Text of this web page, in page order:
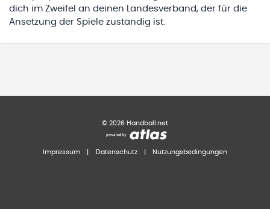
dich im Zweifel an deinen Landesverband, der für die
Ansetzung der Spiele zuständig ist.
© 2026 Handball.net
Impressum Datenschutz Nutzungsbedingungen